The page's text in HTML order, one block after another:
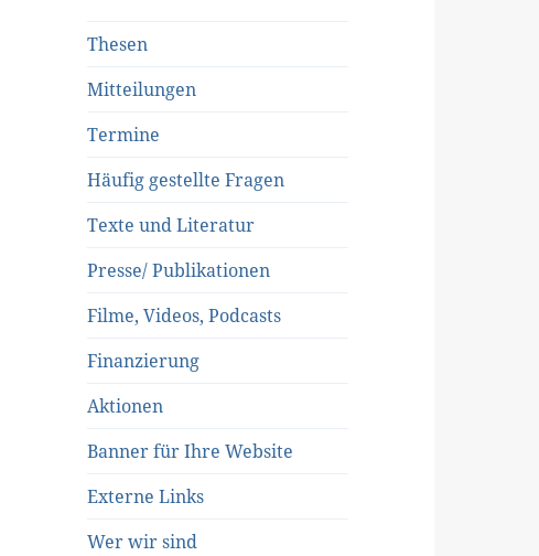
Thesen
Mitteilungen
Termine
Häufig gestellte Fragen
Texte und Literatur
Presse/ Publikationen
Filme, Videos, Podcasts
Finanzierung
Aktionen
Banner für Ihre Website
Externe Links
Wer wir sind